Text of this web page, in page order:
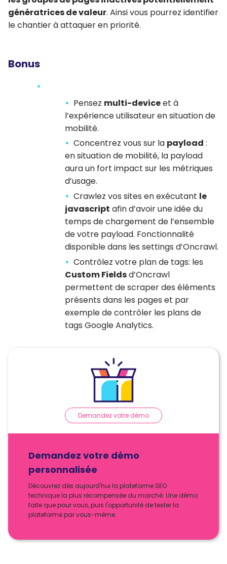
génératrices de valeur. Ainsi vous pourrez identifier
le chantier à attaquer en priorité.
Bonus
Pensez multi-deviceet à
l’expérience utilisateur en situation de
mobilité.
Concentrez vous sur la payload :
en situation de mobilité, la payload
aura un fort impact sur les métriques
d’usage.
Crawlez vos sites en exécutant le
javascript afin d’avoir une idée du
temps de chargement de l’ensemble
de votre payload. Fonctionnalité
disponible dans les settings d’Oncrawl.
Contrôlez votre plan de tags: les
Custom Fieldsd’Oncrawl
permettent de scraper des éléments
présents dans les pages et par
exemple de contrôler les plans de
tags Google Analytics.
Demandez votre démo
personnalisée
Découvrez dès aujourd'hui la plateforme SEO
technique la plus récompensée du marché. Une démo
faite que pour vous, puis l'opportunité de tester la
plateforme par vous-même.
Demandez votre démo